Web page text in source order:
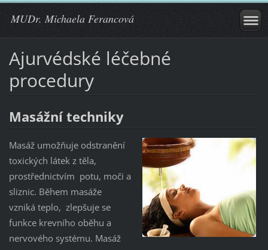
MUDr. Michaela Ferancová
Ajurvédské léčebné
procedury
Masážní techniky
Masáž umožňuje odstranění
toxických látek z těla,
prostřednictvím potu, moči a
sliznic. Během masáže
vzniká teplo, zlepšuje se
funkce krevního oběhu a
nervového systému. Masáž